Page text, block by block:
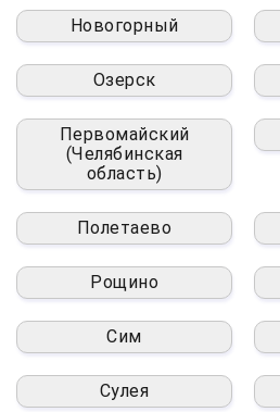
Новогорный
Озерск
Первомайский
(Челябинская
область)
Полетаево
Рощино
Сим
Сулея